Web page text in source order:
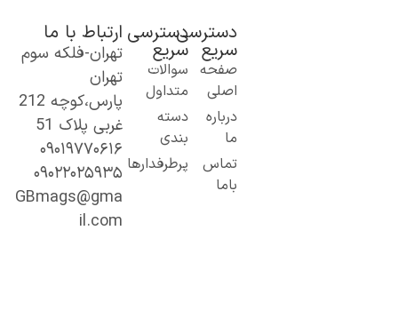
دسترسی
سریع
صفحه
اصلی
درباره
تماس
دسترسی
سریع
سوالات
متداول
دسته
بندی
پرطرفدارها
ارتباط با ما
تهران-فلکه سوم
تهران
پارس،کوچه 212
غربی پلاک 51
۰۹۰۱۹۷۷۰۶۱۶
۰۹۰۲۲۰۲۵۹۳۵
GBmags@gma
il.com